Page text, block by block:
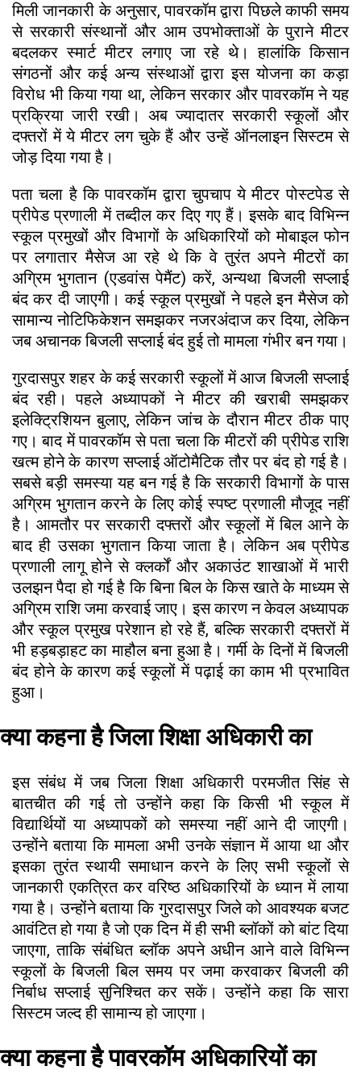
मिली जानकारी के अनुसार, पावरकॉम द्वारा पिछले काफी समय
से सरकारी संस्थानों और आम उपभोक्ताओं के पुराने मीटर
बदलकर स्मार्ट मीटर लगाए जा रहे थे। हालांकि किसान
संगठनों और कई अन्य संस्थाओं द्वारा इस योजना का कड़ा
विरोध भी किया गया था, लेकिन सरकार और पावरकॉम ने यह
प्रक्रिया जारी रखी। अब ज्यादातर सरकारी स्कूलों और
दफ्तरों में ये मीटर लग चुके हैं और उन्हें ऑनलाइन सिस्टम से
जोड़ दिया गया है।
पता चला है कि पावरकॉम द्वारा चुपचाप ये मीटर पोस्टपेड से
प्रीपेड प्रणाली में तब्दील कर दिए गए हैं। इसके बाद विभिन्न
स्कूल प्रमुखों और विभागों के अधिकारियों को मोबाइल फोन
पर लगातार मैसेज आ रहे थे कि वे तुरंत अपने मीटरों का
अग्रिम भुगतान (एडवांस पेमैंट) करें, अन्यथा बिजली सप्लाई
बंद कर दी जाएगी। कई स्कूल प्रमुखों ने पहले इन मैसेज को
सामान्य नोटिफिकेशन समझकर नजरअंदाज कर दिया, लेकिन
जब अचानक बिजली सप्लाई बंद हुई तो मामला गंभीर बन गया।
गुरदासपुर शहर के कई सरकारी स्कूलों में आज बिजली सप्लाई
बंद रही। पहले अध्यापकों ने मीटर की खराबी समझकर
इलेक्ट्रिशियन बुलाए, लेकिन जांच के दौरान मीटर ठीक पाए
गए। बाद में पावरकॉम से पता चला कि मीटरों की प्रीपेड राशि
खत्म होने के कारण सप्लाई ऑटोमैटिक तौर पर बंद हो गई है।
सबसे बड़ी समस्या यह बन गई है कि सरकारी विभागों के पास
अग्रिम भुगतान करने के लिए कोई स्पष्ट प्रणाली मौजूद नहीं
है। आमतौर पर सरकारी दफ्तरों और स्कूलों में बिल आने के
बाद ही उसका भुगतान किया जाता है। लेकिन अब प्रीपेड
प्रणाली लागू होने से क्लर्कों और अकाउंट शाखाओं में भारी
उलझन पैदा हो गई है कि बिना बिल के किस खाते के माध्यम से
अग्रिम राशि जमा करवाई जाए। इस कारण न केवल अध्यापक
और स्कूल प्रमुख परेशान हो रहे हैं, बल्कि सरकारी दफ्तरों में
भी हड़बड़ाहट का माहौल बना हुआ है। गर्मी के दिनों में बिजली
बंद होने के कारण कई स्कूलों में पढ़ाई का काम भी प्रभावित
हुआ।
क्या कहना है जिला शिक्षा अधिकारी का
इस संबंध में जब जिला शिक्षा अधिकारी परमजीत सिंह से
बातचीत की गई तो उन्होंने कहा कि किसी भी स्कूल में
विद्यार्थियों या अध्यापकों को समस्या नहीं आने दी जाएगी।
उन्होंने बताया कि मामला अभी उनके संज्ञान में आया था और
इसका तुरंत स्थायी समाधान करने के लिए सभी स्कूलों से
जानकारी एकत्रित कर वरिष्ठ अधिकारियों के ध्यान में लाया
गया है। उन्होंने बताया कि गुरदासपुर जिले को आवश्यक बजट
आवंटित हो गया है जो एक दिन में ही सभी ब्लॉकों को बांट दिया
जाएगा, ताकि संबंधित ब्लॉक अपने अधीन आने वाले विभिन्न
स्कूलों के बिजली बिल समय पर जमा करवाकर बिजली की
निर्बाध सप्लाई सुनिश्चित कर सकें। उन्होंने कहा कि सारा
सिस्टम जल्द ही सामान्य हो जाएगा।
क्या कहना है पावरकॉम अधिकारियों का